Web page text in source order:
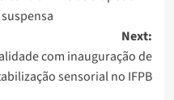
Next:
com inauguração de
sensorial no IFPB